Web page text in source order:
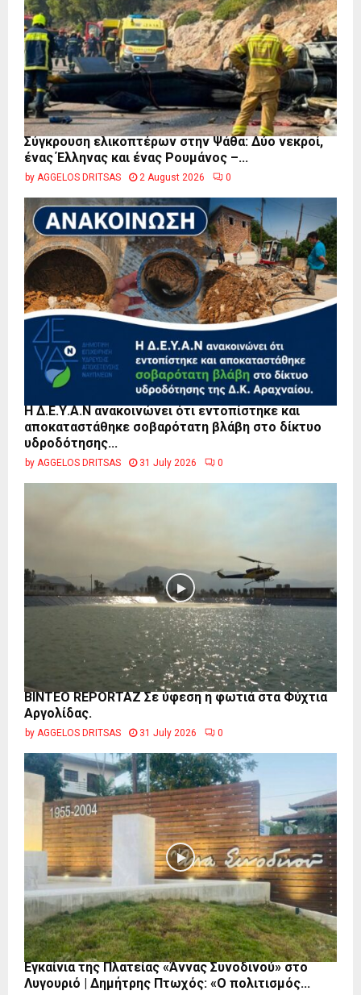
Σύγκρουση ελικοπτέρων στην Ψάθα: Δύο νεκροί,
ένας Έλληνας και ένας Ρουμάνος –...
by AGGELOS DRITSAS 2 August 2026 0
Η Δ.Ε.Υ.Α.Ν ανακοινώνει ότι εντοπίστηκε και
αποκαταστάθηκε σοβαρότατη βλάβη στο δίκτυο
υδροδότησης...
by AGGELOS DRITSAS 31 July 2026 0
BINTEO REPORTAZ Σε ύφεση η φωτιά στα Φύχτια
Αργολίδας.
by AGGELOS DRITSAS 31 July 2026 0
Εγκαίνια της Πλατείας «Άννας Συνοδινού» στο
Λυγουριό | Δημήτρης Πτωχός: «Ο πολιτισμός...